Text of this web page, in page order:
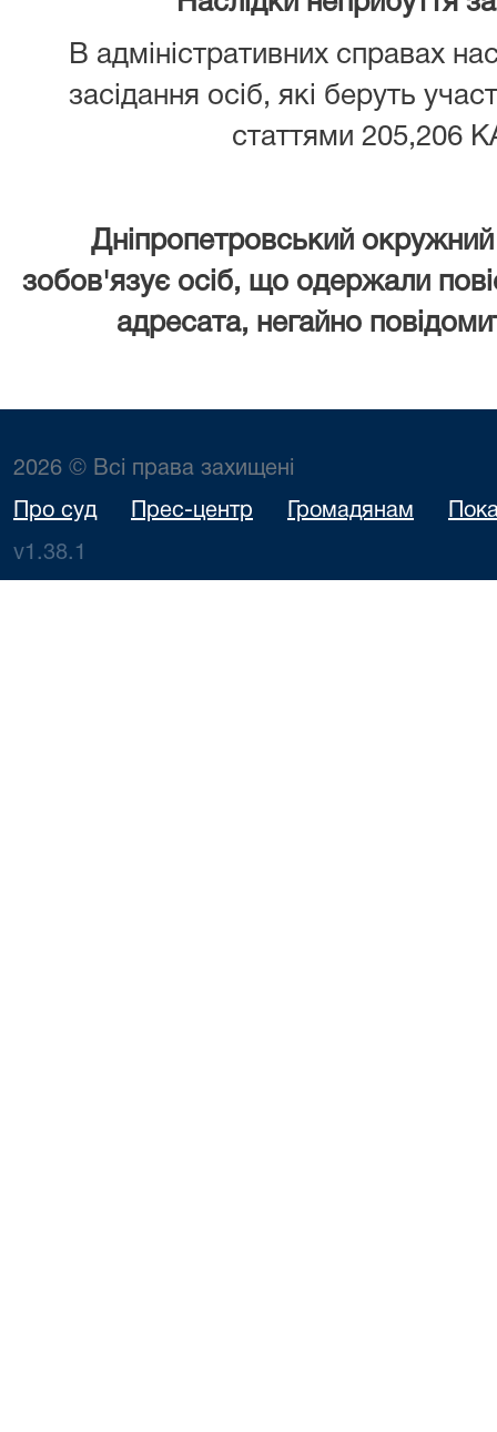
В адміністративних справах
засідання осіб, які беруть
статтями 205,206
Дніпропетровський окружний
зобов'язує осіб, що одержали
адресата, негайно
2026 © Всі права захищені
Про суд Прес-центр Громадянам
v1.38.1